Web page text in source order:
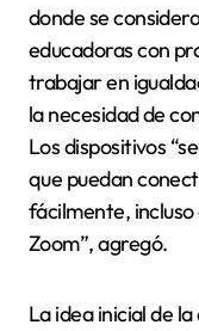
donde se
educadoras con
trabajar en
la necesidad de
Los dispositivos
que puedan
fácilmente,
Zoom”, agregó.
La idea inicial de